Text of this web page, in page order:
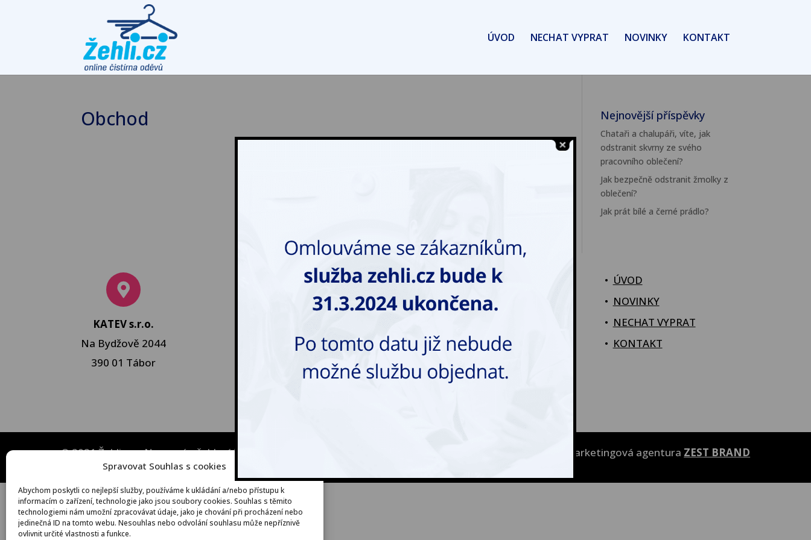
Spravovat Souhlas s cookies
Abychom poskytli co nejlepší služby, používáme k ukládání a/nebo přístupu k
informacím o zařízení, technologie jako jsou soubory cookies. Souhlas s těmito
technologiemi nám umožní zpracovávat údaje, jako je chování při procházení nebo
jedinečná ID na tomto webu. Nesouhlas nebo odvolání souhlasu může nepříznivě
ovlivnit určité vlastnosti a funkce.
ÚVOD NECHAT VYPRAT NOVINKY KONTAKT
Obchod Nejnovější příspěvky
Chataři a chalupáři, víte, jak
odstranit skvrny ze svého
pracovního oblečení?
Jak bezpečně odstranit žmolky z
oblečení?
Jak prát bílé a černé prádlo?
KATEV s.r.o.
Na Bydžově 2044
390 01 Tábor
+420 381 253 213
info@zehli.cz
• ÚVOD
• NOVINKY
• NECHAT VYPRAT
• KONTAKT
© 2021 Žehli.cz – Na praní a žehlení je život příliš krátký Web vytvořila marketingová agentura ZEST BRAND